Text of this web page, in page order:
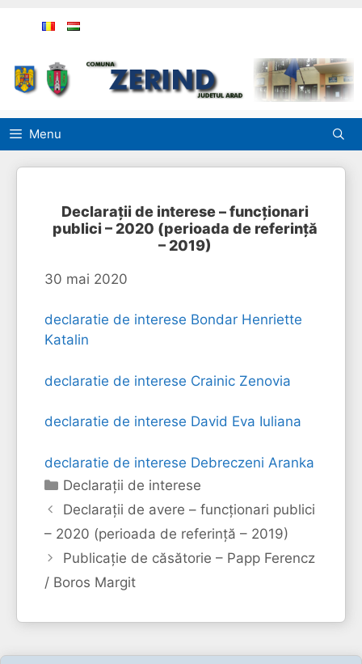
Menu
Declarații de interese – funcționari
publici – 2020 (perioada de referință
– 2019)
30 mai 2020
declaratie de interese Bondar Henriette
Katalin
declaratie de interese Crainic Zenovia
declaratie de interese David Eva Iuliana
declaratie de interese Debreczeni Aranka
Categorii
Declaraţii de interese
Declarații de avere – funcționari publici
– 2020 (perioada de referință – 2019)
Publicație de căsătorie – Papp Ferencz
/ Boros Margit